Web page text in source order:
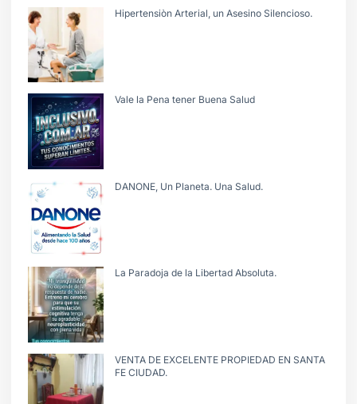
Hipertensiòn Arterial, un Asesino Silencioso.
Vale la Pena tener Buena Salud
DANONE, Un Planeta. Una Salud.
La Paradoja de la Libertad Absoluta.
VENTA DE EXCELENTE PROPIEDAD EN SANTA
FE CIUDAD.